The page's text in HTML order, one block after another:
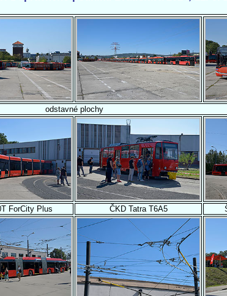
odstavné plochy
ForCity Plus ČKD Tatra T6A5